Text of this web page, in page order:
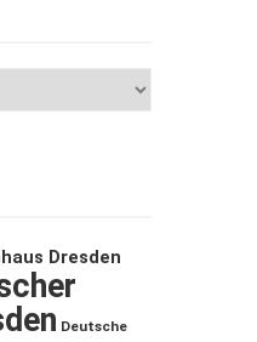
Dresden
Deutsche